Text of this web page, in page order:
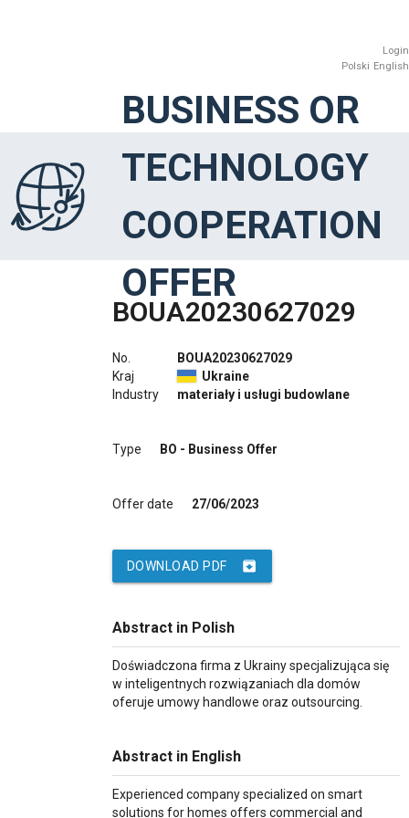
Login
Polski English
BUSINESS OR
TECHNOLOGY
COOPERATION
OFFER
BOUA20230627029
No.
Kraj
Industry
BOUA20230627029
Ukraine
materiały i usługi budowlane
Type BO - Business Offer
Offer date 27/06/2023
archive
DOWNLOAD PDF
Abstract in Polish
Doświadczona firma z Ukrainy specjalizująca się
w inteligentnych rozwiązaniach dla domów
oferuje umowy handlowe oraz outsourcing.
Abstract in English
Experienced company specialized on smart
solutions for homes offers commercial and